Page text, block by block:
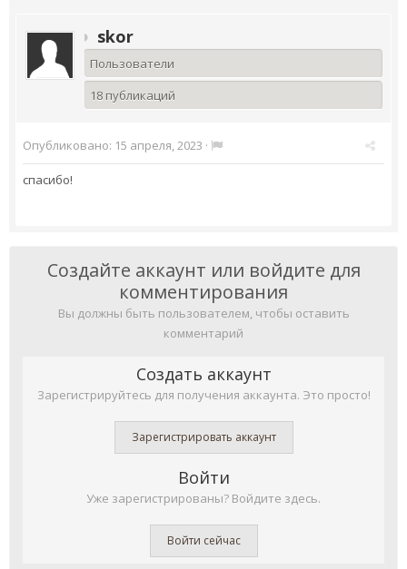
skor
Пользователи
18 публикаций
Опубликовано: 15 апреля, 2023 ·
спасибо!
Создайте аккаунт или войдите для
комментирования
Вы должны быть пользователем, чтобы оставить
комментарий
Создать аккаунт
Зарегистрируйтесь для получения аккаунта. Это просто!
Зарегистрировать аккаунт
Войти
Уже зарегистрированы? Войдите здесь.
Войти сейчас